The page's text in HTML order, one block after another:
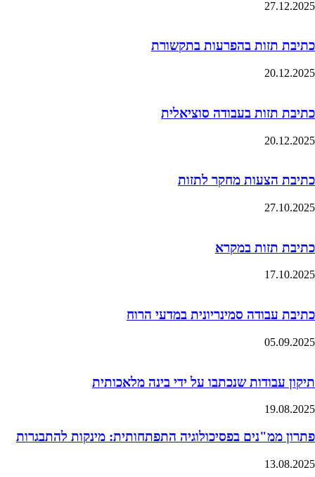
27.12.2025
כתיבת תזות בהפרעות בתקשורת
20.12.2025
כתיבת תזות בעבודה סוציאלית
20.12.2025
כתיבת הצעות מחקר לתזות
27.10.2025
כתיבת תזות במקרא
17.10.2025
כתיבת עבודה סמינריונית במדעי הרוח
05.09.2025
תיקון עבודות שנכתבו על ידי בינה מלאכותית
19.08.2025
פתרון ממ"נים בפסיכולוגיה התפתחותית: מינקות להתבגרות
13.08.2025